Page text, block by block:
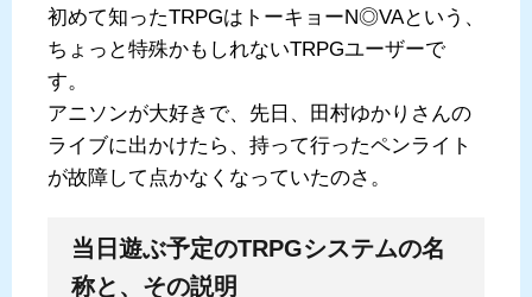
初めて知ったTRPGはトーキョーN◎VAという、
ちょっと特殊かもしれないTRPGユーザーで
す。
アニソンが大好きで、先日、田村ゆかりさんの
ライブに出かけたら、持って行ったペンライト
が故障して点かなくなっていたのさ。
当日遊ぶ予定のTRPGシステムの名
称と、その説明